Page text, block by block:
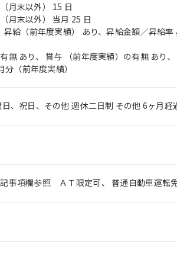
月末以外） 15 日
月末以外） 当月 25 日
昇給（前年度実績） あり、昇給金額／昇給
無 あり、 賞与 （前年度実績）の有無 あり
（前年度実績）
、祝日、その他 週休二日制 その他 6ヶ月
事項欄参照 ＡＴ限定可、 普通自動車運転